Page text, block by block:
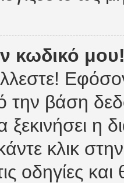
κωδικό
την βάση
ξεκινήσει η
κλικ
οδηγίες